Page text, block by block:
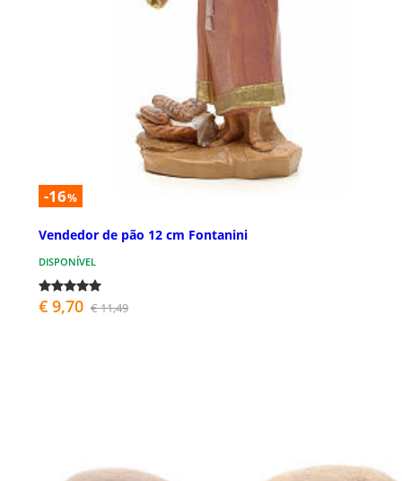
-16%
Vendedor de pão 12 cm Fontanini
DISPONÍVEL
€ 9,70 € 11,49